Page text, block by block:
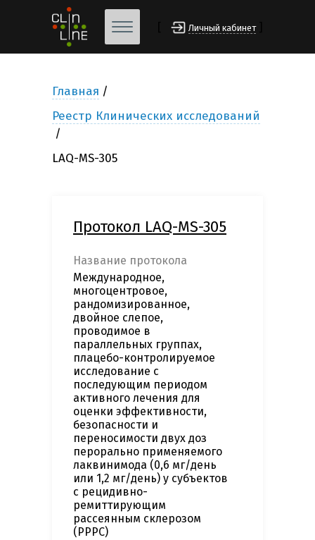
Личный кабинет
Главная
Реестр Клинических исследований
LAQ-MS-305
Протокол LAQ-MS-305
Название протокола
Международное,
многоцентровое,
рандомизированное,
двойное слепое,
проводимое в
параллельных группах,
плацебо-контролируемое
исследование с
последующим периодом
активного лечения для
оценки эффективности,
безопасности и
переносимости двух доз
перорально применяемого
лаквинимода (0,6 мг/день
или 1,2 мг/день) у субъектов
с рецидивно-
ремиттирующим
рассеянным склерозом
(РРРС)